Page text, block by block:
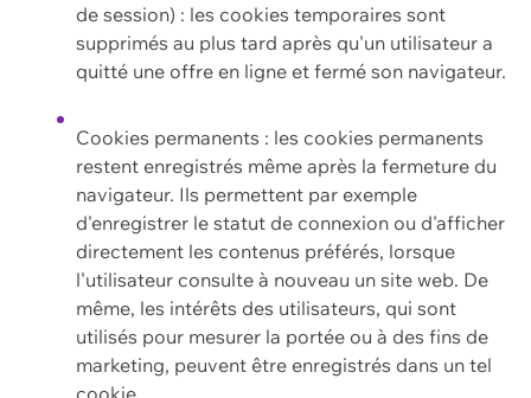
de session) : les cookies temporaires sont
supprimés au plus tard après qu'un utilisateur a
quitté une offre en ligne et fermé son navigateur.
Cookies permanents : les cookies permanents
restent enregistrés même après la fermeture du
navigateur. Ils permettent par exemple
d'enregistrer le statut de connexion ou d'afficher
directement les contenus préférés, lorsque
l'utilisateur consulte à nouveau un site web. De
même, les intérêts des utilisateurs, qui sont
utilisés pour mesurer la portée ou à des fins de
marketing, peuvent être enregistrés dans un tel